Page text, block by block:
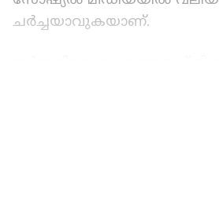
ചർച്ചയാവുകയാണ്.